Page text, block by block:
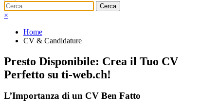
×
Home
CV & Candidature
Presto Disponibile: Crea il Tuo CV
Perfetto su ti-web.ch!
L’Importanza di un CV Ben Fatto